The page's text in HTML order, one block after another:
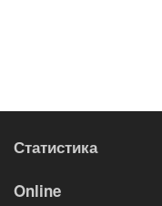
Статистика
Online